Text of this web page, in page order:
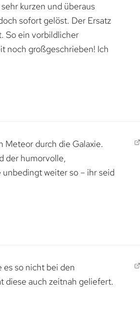
kurzen und überaus
sofort gelöst. Der Ersatz
So ein vorbildlicher
noch großgeschrieben! Ich
Meteor durch die Galaxie.
der humorvolle,
weiter so – ihr seid
es so nicht bei den
diese auch zeitnah geliefert.